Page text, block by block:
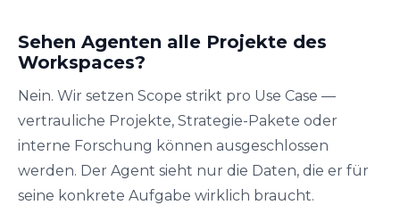
Sehen Agenten alle Projekte des
Workspaces?
Nein. Wir setzen Scope strikt pro Use Case —
vertrauliche Projekte, Strategie-Pakete oder
interne Forschung können ausgeschlossen
werden. Der Agent sieht nur die Daten, die er für
seine konkrete Aufgabe wirklich braucht.